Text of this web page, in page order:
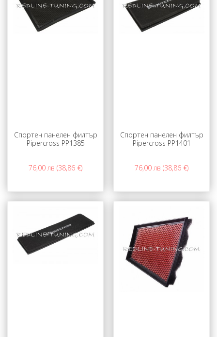
Спортен панелен филтър
Pipercross PP1385
76,00 лв (38,86 €)
Спортен панелен филтър
Pipercross PP1401
76,00 лв (38,86 €)